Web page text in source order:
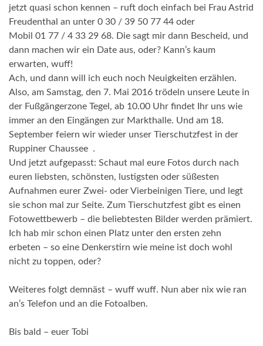
jetzt quasi schon kennen – ruft doch einfach bei Frau Astrid
Freudenthal an unter 0 30 / 39 50 77 44 oder
Mobil 01 77 / 4 33 29 68. Die sagt mir dann Bescheid, und
dann machen wir ein Date aus, oder? Kann’s kaum
erwarten, wuff!
Ach, und dann will ich euch noch Neuigkeiten erzählen.
Also, am Samstag, den 7. Mai 2016 trödeln unsere Leute in
der Fußgängerzone Tegel, ab 10.00 Uhr findet Ihr uns wie
immer an den Eingängen zur Markthalle. Und am 18.
September feiern wir wieder unser Tierschutzfest in der
Ruppiner Chaussee .
Und jetzt aufgepasst: Schaut mal eure Fotos durch nach
euren liebsten, schönsten, lustigsten oder süßesten
Aufnahmen eurer Zwei- oder Vierbeinigen Tiere, und legt
sie schon mal zur Seite. Zum Tierschutzfest gibt es einen
Fotowettbewerb – die beliebtesten Bilder werden prämiert.
Ich hab mir schon einen Platz unter den ersten zehn
erbeten – so eine Denkerstirn wie meine ist doch wohl
nicht zu toppen, oder?
Weiteres folgt demnäst – wuff wuff. Nun aber nix wie ran
an’s Telefon und an die Fotoalben.
Bis bald – euer Tobi